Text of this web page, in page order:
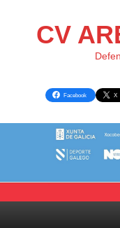
CV
Facebook X